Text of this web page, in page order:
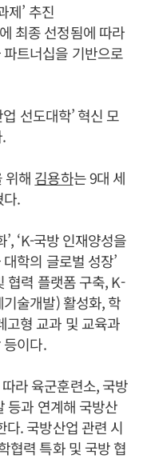
제’ 추진
최종 선정됨에 따라
트너십을 기반으로
선도대학’ 혁신 모
위해 김용하는 9대 세
.
‘K-국방 인재양성을
학의 글로벌 성장’
협력 플랫폼 구축, K-
술개발) 활성화, 학
고형 교과 및 교육과
등이다.
라 육군훈련소, 국방
등과 연계해 국방산
다. 국방산업 관련 시
협력 특화 및 국방 협